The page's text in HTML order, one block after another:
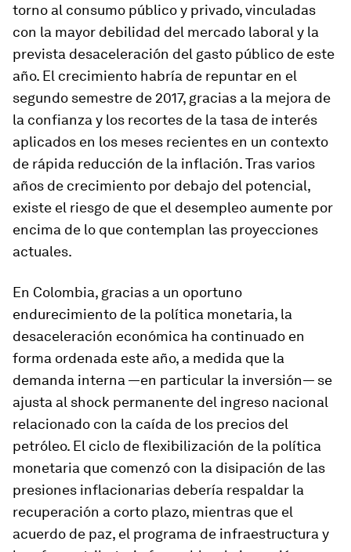
torno al consumo público y privado, vinculadas
con la mayor debilidad del mercado laboral y la
prevista desaceleración del gasto público de este
año. El crecimiento habría de repuntar en el
segundo semestre de 2017, gracias a la mejora de
la confianza y los recortes de la tasa de interés
aplicados en los meses recientes en un contexto
de rápida reducción de la inflación. Tras varios
años de crecimiento por debajo del potencial,
existe el riesgo de que el desempleo aumente por
encima de lo que contemplan las proyecciones
actuales.
En Colombia, gracias a un oportuno
endurecimiento de la política monetaria, la
desaceleración económica ha continuado en
forma ordenada este año, a medida que la
demanda interna —en particular la inversión— se
ajusta al shock permanente del ingreso nacional
relacionado con la caída de los precios del
petróleo. El ciclo de flexibilización de la política
monetaria que comenzó con la disipación de las
presiones inflacionarias debería respaldar la
recuperación a corto plazo, mientras que el
acuerdo de paz, el programa de infraestructura y